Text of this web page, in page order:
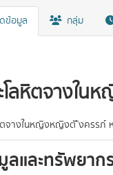
ข้อมูล กลุ่ม
โลหิตจางใน
ตจางในหญิงหญิงตั ้งครรภ์
ลและทรัพยาก